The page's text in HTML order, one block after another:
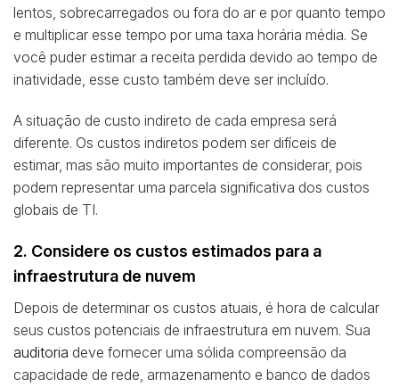
lentos, sobrecarregados ou fora do ar e por quanto tempo
e multiplicar esse tempo por uma taxa horária média. Se
você puder estimar a receita perdida devido ao tempo de
inatividade, esse custo também deve ser incluído.
A situação de custo indireto de cada empresa será
diferente. Os custos indiretos podem ser difíceis de
estimar, mas são muito importantes de considerar, pois
podem representar uma parcela significativa dos custos
globais de TI.
2. Considere os custos estimados para a
infraestrutura de nuvem
Depois de determinar os custos atuais, é hora de calcular
seus custos potenciais de infraestrutura em nuvem. Sua
auditoria deve fornecer uma sólida compreensão da
capacidade de rede, armazenamento e banco de dados